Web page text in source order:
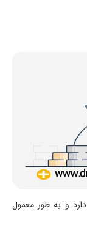
و به طور معمول